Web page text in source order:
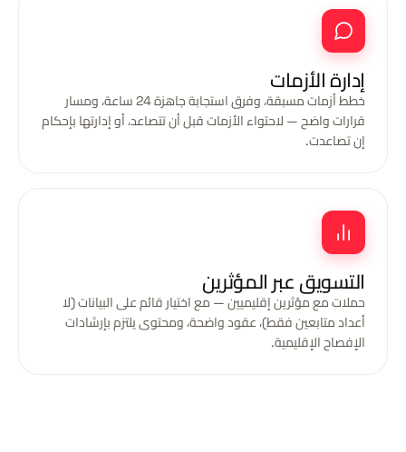
إدارة الأزمات
خطط أزمات مسبقة، وفرق استجابة جاهزة 24 ساعة، ومسار
قرارات واضح — لاحتواء الأزمات قبل أن تتصاعد، أو إدارتها بإحكام
إن تصاعدت.
التسويق عبر المؤثرين
حملات مع مؤثرين إقليميين — مع اختيار قائم على البيانات (لا
أعداد متابعين فقط)، عقود واضحة، ومحتوى يلتزم بإرشادات
الإفصاح الإقليمية.